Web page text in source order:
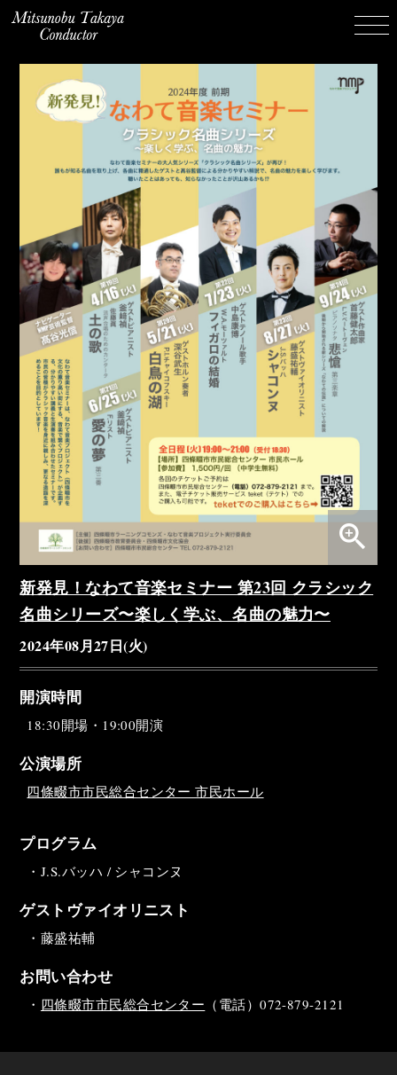
zoom_in
新発見！なわて音楽セミナー 第23回 クラシック
名曲シリーズ〜楽しく学ぶ、名曲の魅力〜
2024年08月27日(火)
開演時間
18:30開場・19:00開演
公演場所
四條畷市市民総合センター 市民ホール
プログラム
・J.S.バッハ / シャコンヌ
ゲストヴァイオリニスト
・藤盛祐輔
お問い合わせ
・ 四條畷市市民総合センター （電話）072-879-2121